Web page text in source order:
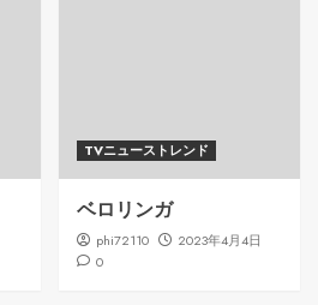
TVニューストレンド
ベロリンガ
phi72110
2023年4月4日
0